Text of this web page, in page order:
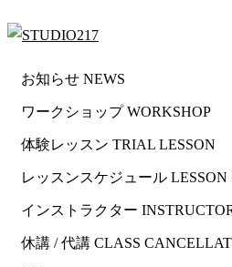
お知らせ NEWS
ワークショップ WORKSHOP
体験レッスン TRIAL LESSON
レッスンスケジュール LESSON
インストラクター
休講 / 代講 CLASS